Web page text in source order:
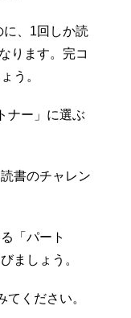
、1回しか読
ります。完コ
う。
ナー」に選ぶ
書のチャレン
「パート
ましょう。
ください。